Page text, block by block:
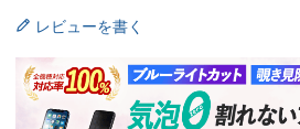
レビューを書く